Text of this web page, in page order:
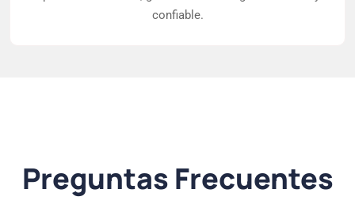
confiable.
Preguntas Frecuentes